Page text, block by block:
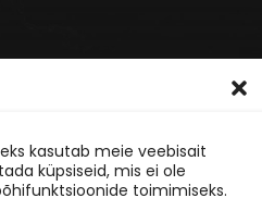
kasutab meie veebisait
küpsiseid, mis ei ole
toimimiseks.